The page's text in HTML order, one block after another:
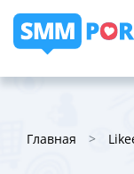
Главная